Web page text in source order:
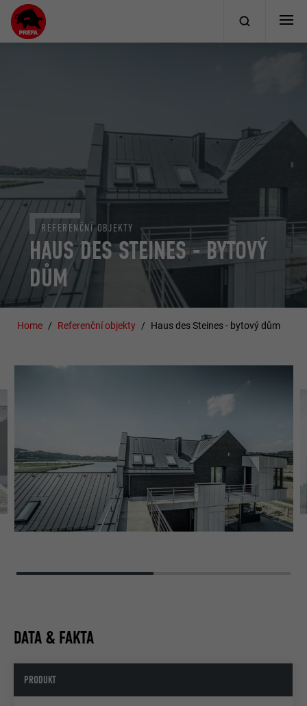
HAUS DES STEINES - BYTOVÝ
DŮM
REFERENČNÍ OBJEKTY
Home Referenční objekty Haus des Steines - bytový dům
DATA & FAKTA
PRODUKT